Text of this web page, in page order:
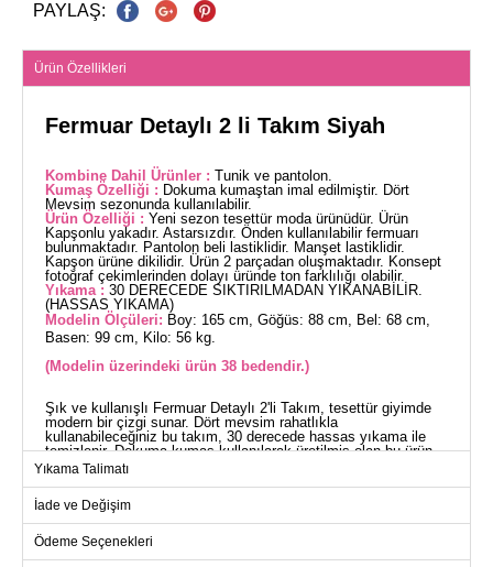
PAYLAŞ:
Ürün Özellikleri
Fermuar Detaylı 2 li Takım Siyah
Kombine Dahil Ürünler : Tunik ve pantolon.
Kumaş Özelliği : Dokuma kumaştan imal edilmiştir. Dört
Mevsim sezonunda kullanılabilir.
Ürün Özelliği : Yeni sezon tesettür moda ürünüdür. Ürün
Kapşonlu yakadır. Astarsızdır. Önden kullanılabilir fermuarı
bulunmaktadır. Pantolon beli lastiklidir. Manşet lastiklidir.
Kapşon ürüne dikilidir. Ürün 2 parçadan oluşmaktadır. Konsept
fotoğraf çekimlerinden dolayı üründe ton farklılığı olabilir.
Yıkama : 30 DERECEDE SIKTIRILMADAN YIKANABİLİR.
(HASSAS YIKAMA)
Modelin Ölçüleri: Boy: 165 cm, Göğüs: 88 cm, Bel: 68 cm,
Basen: 99 cm, Kilo: 56 kg.
(Modelin üzerindeki ürün 38 bedendir.)
Şık ve kullanışlı Fermuar Detaylı 2'li Takım, tesettür giyimde
modern bir çizgi sunar. Dört mevsim rahatlıkla
kullanabileceğiniz bu takım, 30 derecede hassas yıkama ile
temizlenir. Dokuma kumaş kullanılarak üretilmiş olan bu ürün,
kapşonlu yaka tasarımı ile dikkat çeker. Astarsız oluşu ve
de lastiklidir. Fermuar detayı ise stile modern bir dokunuş
katmaktadır.
TUNİK BEDEN ÖLÇÜLERİ
Yıkama Talimatı
İade ve Değişim
Ödeme Seçenekleri